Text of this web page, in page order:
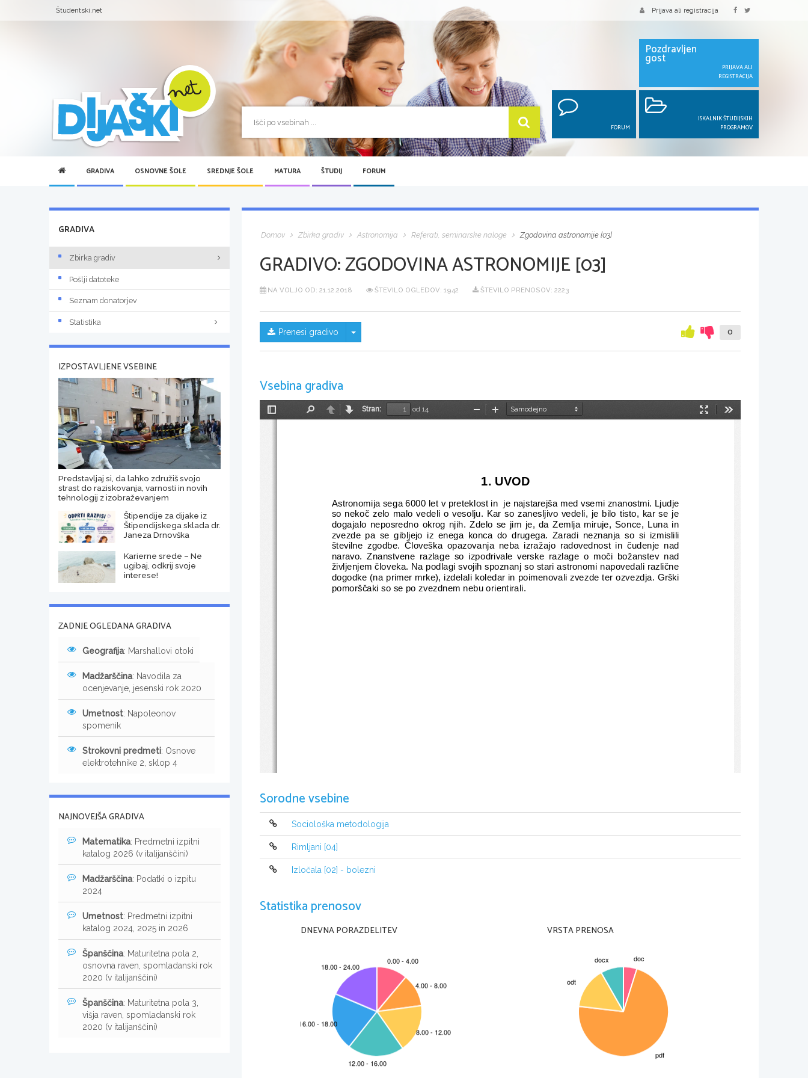
Študentski.net Prijava ali registracija
Pozdravljen
gost
PRIJAVA ALI
REGISTRACIJA
FORUM
ISKALNIK ŠTUDIJSKIH
PROGRAMOV
GRADIVA OSNOVNE ŠOLE SREDNJE ŠOLE MATURA ŠTUDIJ FORUM
Domov Zbirka gradiv Astronomija Referati, seminarske naloge Zgodovina astronomije [03]
GRADIVO:ZGODOVINA ASTRONOMIJE [03]
NA VOLJO OD: 21.12.2018 ŠTEVILO OGLEDOV: 1942 ŠTEVILO PRENOSOV: 2223
Prenesi gradivo Skrij/prikaži meni 0
Vsebina gradiva
Preklopi
NazajNaprej
Stran:
od 14
Način
PomanjšajPovečaj
1. UVOD
Astronomija sega 6000 let v preteklost in  je najstarejša med vsemi znanostmi. Ljudje
so nekoč zelo malo vedeli o vesolju. Kar so zanesljivo vedeli, je bilo tisto, kar se je
dogajalo neposredno okrog njih. Zdelo se jim je, da Zemlja miruje, Sonce, Luna in
zvezde pa se gibljejo iz enega konca do drugega. Zaradi neznanja so si izmislili
številne zgodbe. Človeška opazovanja neba izražajo radovednost in čudenje nad
naravo. Znanstvene razlage so izpodrivale verske razlage o moči božanstev nad
življenjem človeka. Na podlagi svojih spoznanj so stari astronomi napovedali različne
dogodke (na primer mrke), izdelali koledar in poimenovali zvezde ter ozvezdja. Grški
pomorščaki so se po zvezdnem nebu orientirali.
Sorodne vsebine
Sociološka metodologija
Rimljani [04]
Izločala [02] - bolezni
Statistika prenosov
DNEVNA PORAZDELITEV VRSTA PRENOSA
GRADIVA
Zbirka gradiv
Pošlji datoteke
Seznam donatorjev
Statistika
IZPOSTAVLJENE VSEBINE
Predstavljaj si, da lahko združiš svojo
strast do raziskovanja, varnosti in novih
tehnologij z izobraževanjem
Štipendije za dijake iz
Štipendijskega sklada dr.
Janeza Drnovška
Karierne srede – Ne
ugibaj, odkrij svoje
interese!
ZADNJE OGLEDANA GRADIVA
Geografija: Marshallovi otoki
Madžarščina: Navodila za
ocenjevanje, jesenski rok 2020
Umetnost: Napoleonov
spomenik
Strokovni predmeti: Osnove
elektrotehnike 2, sklop 4
NAJNOVEJŠA GRADIVA
Matematika: Predmetni izpitni
katalog 2026 (v italijanščini)
Madžarščina: Podatki o izpitu
2024
Umetnost: Predmetni izpitni
katalog 2024, 2025 in 2026
Španščina: Maturitetna pola 2,
osnovna raven, spomladanski rok
2020 (v italijanščini)
Španščina: Maturitetna pola 3,
višja raven, spomladanski rok
2020 (v italijanščini)